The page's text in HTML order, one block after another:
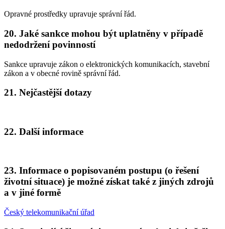
Opravné prostředky upravuje správní řád.
20. Jaké sankce mohou být uplatněny v případě
nedodržení povinností
Sankce upravuje zákon o elektronických komunikacích, stavební
zákon a v obecné rovině správní řád.
21. Nejčastější dotazy
22. Další informace
23. Informace o popisovaném postupu (o řešení
životní situace) je možné získat také z jiných zdrojů
a v jiné formě
Český telekomunikační úřad